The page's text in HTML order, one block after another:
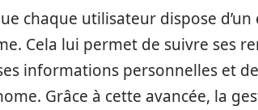
chaque utilisateur dispose
Cela lui permet de suivre ses
informations personnelles et
Grâce à cette avancée, la